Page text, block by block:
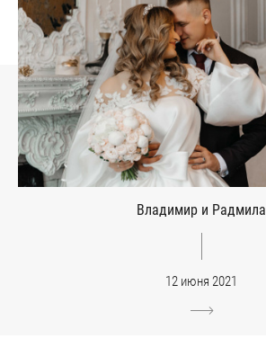
Владимир и Радмила
12 июня 2021